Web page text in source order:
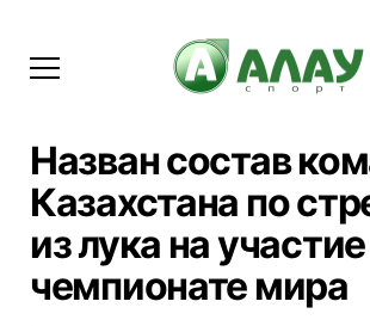
Назван состав
Казахстана по
из лука на
чемпионате мира